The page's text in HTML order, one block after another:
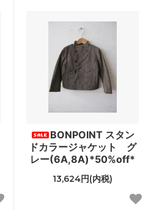
BONPOINT スタン
ドカラージャケット グ
レー(6A,8A)*50%off*
13,624円(内税)